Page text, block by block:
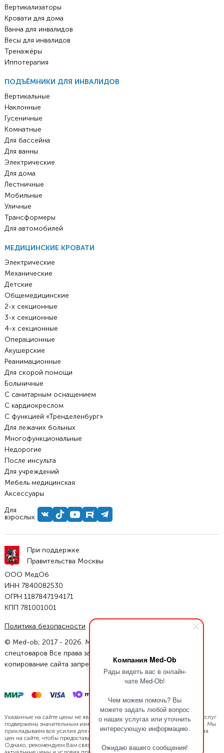
Компания Med-Ob
Рады видеть вас в онлайн-
чате Med-Ob!
Чем можем помочь? Вы
можете задать любой вопрос
о наших услугах или уточнить
интересующую информацию.
Ожидаю вашего сообщения!
Вертикализаторы
Кровати для дома
Ванна для инвалидов
Весы для инвалидов
Тренажёры
Иппотерапия
ПОДЪЁМНИКИ ДЛЯ ИНВАЛИДОВ
Вертикальные
Наклонные
Гусеничные
Комнатные
Для бассейна
Для ванны
Электрические
Для дома
Лестничные
Мобильные
Уличные
Трансформеры
Для автомобилей
МЕДИЦИНСКИЕ КРОВАТИ
Электрические
Механические
Детские
Общемедицинские
2-х секционные
3-х секционные
4-х секционные
Операционные
Акушерские
Реанимационные
Для скорой помощи
Больничные
С санитарным оснащением
С кардиокреслом
С функцией «Тренделенбург»
Для лежачих больных
Многофункциональные
Недорогие
После инсульта
Для учреждений
Мебель медицинская
Аксессуары
Для
взрослых
При поддержке
Правительства Москвы
ООО МедОб
ИНН 7840082530
ОГРН 1187847194171
КПП 781001001
Политика безопасности
© Med-ob, 2017 - 2026. Магазин инвалидных колясок и
спецтоваров Все права защищены. Полное или частичное
копирование сайта запрещено.
Указанные на сайте цены не являются офертой. Цены нашей продукции/услуг
подвержены значительным изменениям в связи с динамикой курса валют. Мы
прикладываем все усилия для своевременной актуализации и обновления
цен на сайте, чтобы предоставить Вам наиболее точную информацию.
Однако, рекомендуем Вам связаться с нами напрямую, чтобы уточнить